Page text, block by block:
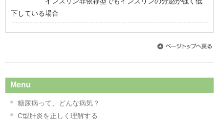
下している場合
Menu
糖尿病って、どんな病気？
C型肝炎を正しく理解する